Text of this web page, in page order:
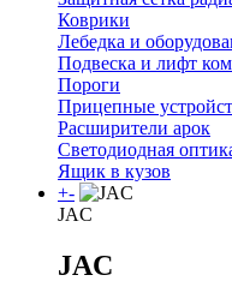
Коврики
Лебедка и
Подвеска и лифт
Пороги
Прицепные
Расширители арок
Светодиодная
Ящик в кузов
+-
JAC
JAC